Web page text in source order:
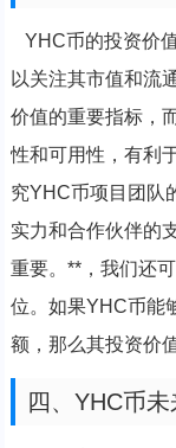
YHC币的投资价
以关注其市值和流
价值的重要指标，
性和可用性，有利
究YHC币项目团队
实力和合作伙伴的
重要。**，我们还
位。如果YHC币能
额，那么其投资价
四、YHC币